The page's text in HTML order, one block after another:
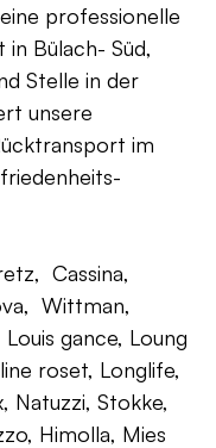
professionelle
Bülach- Süd,
Stelle in der
unsere
im
Cassina,
Wittman,
gance, Loung
roset, Longlife,
Natuzzi, Stokke,
Himolla, Mies